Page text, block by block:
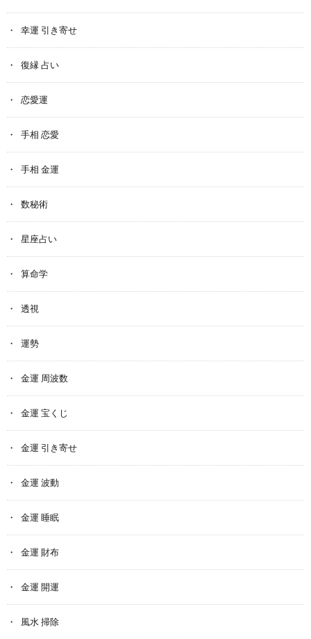
幸運 引き寄せ
復縁 占い
恋愛運
手相 恋愛
手相 金運
数秘術
星座占い
算命学
透視
運勢
金運 周波数
金運 宝くじ
金運 引き寄せ
金運 波動
金運 睡眠
金運 財布
金運 開運
風水 掃除